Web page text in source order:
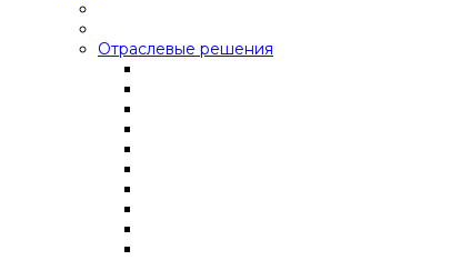
Отраслевые решения